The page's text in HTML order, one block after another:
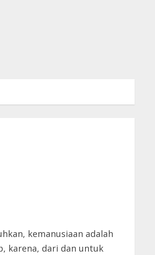
kemanusiaan adalah
karena, dari dan untuk